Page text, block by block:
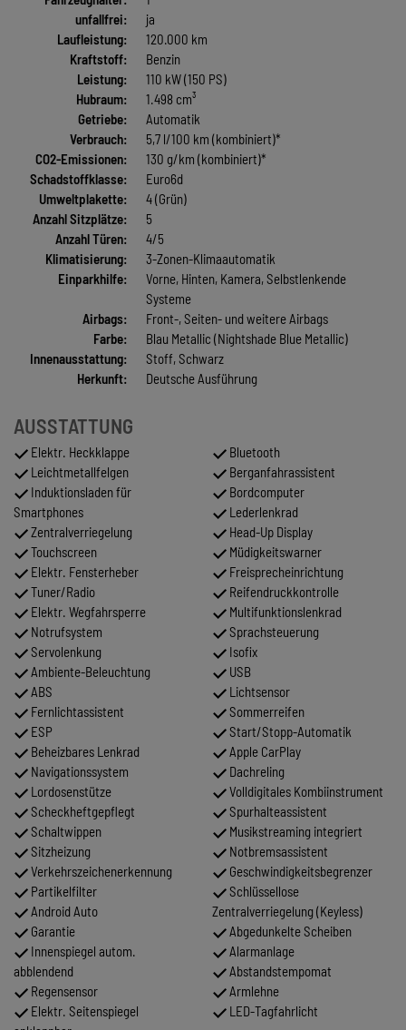
unfallfrei:
ja
Laufleistung:
120.000 km
Kraftstoff:
Benzin
Leistung:
110 kW (150 PS)
Hubraum:
1.498 cm³
Getriebe:
Automatik
Verbrauch:
5,7 l/100 km (kombiniert)*
CO2-Emissionen:
130 g/km (kombiniert)*
Schadstoffklasse:
Euro6d
Umweltplakette:
4 (Grün)
Anzahl Sitzplätze:
5
Anzahl Türen:
4/5
Klimatisierung:
3-Zonen-Klimaautomatik
Einparkhilfe:
Vorne, Hinten, Kamera, Selbstlenkende
Systeme
Airbags:
Front-, Seiten- und weitere Airbags
Farbe:
Blau Metallic (Nightshade Blue Metallic)
Innenausstattung:
Stoff, Schwarz
Herkunft:
Deutsche Ausführung
AUSSTATTUNG
Elektr. Heckklappe
Leichtmetallfelgen
Induktionsladen für
Smartphones
Zentralverriegelung
Touchscreen
Elektr. Fensterheber
Tuner/Radio
Elektr. Wegfahrsperre
Notrufsystem
Servolenkung
Ambiente-Beleuchtung
ABS
Fernlichtassistent
ESP
Beheizbares Lenkrad
Navigationssystem
Lordosenstütze
Scheckheftgepflegt
Schaltwippen
Sitzheizung
Verkehrszeichenerkennung
Partikelfilter
Android Auto
Garantie
Innenspiegel autom.
abblendend
Regensensor
Elektr. Seitenspiegel
Bluetooth
Berganfahrassistent
Bordcomputer
Lederlenkrad
Head-Up Display
Müdigkeitswarner
Freisprecheinrichtung
Reifendruckkontrolle
Multifunktionslenkrad
Sprachsteuerung
Isofix
USB
Lichtsensor
Sommerreifen
Start/Stopp-Automatik
Apple CarPlay
Dachreling
Volldigitales Kombiinstrument
Spurhalteassistent
Musikstreaming integriert
Notbremsassistent
Geschwindigkeitsbegrenzer
Schlüssellose
Zentralverriegelung (Keyless)
Abgedunkelte Scheiben
Alarmanlage
Abstandstempomat
Armlehne
LED-Tagfahrlicht